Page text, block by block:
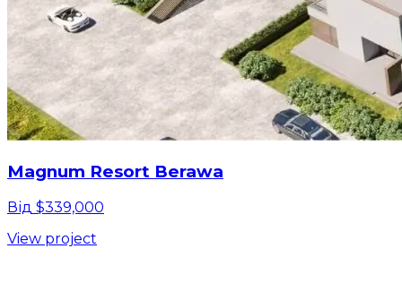
Magnum Resort Berawa
Від $339,000
View project